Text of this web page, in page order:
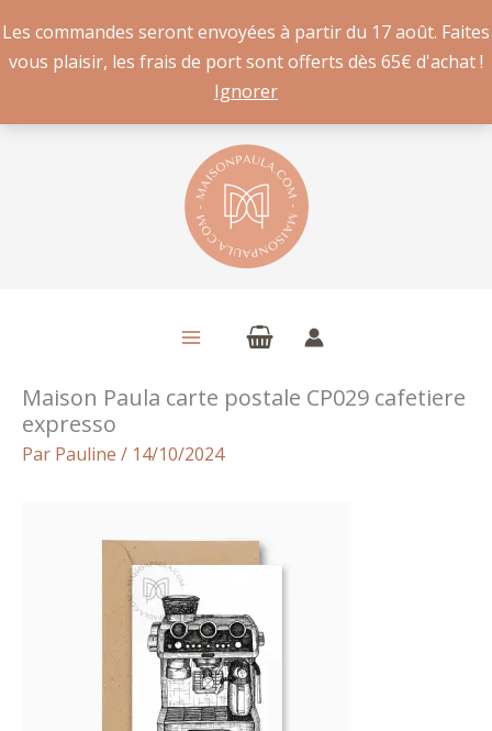
Les commandes seront envoyées à partir du 17 août. Faites
vous plaisir, les frais de port sont offerts dès 65€ d'achat !
Ignorer
Maison Paula carte postale CP029 cafetiere
expresso
Par Pauline / 14/10/2024